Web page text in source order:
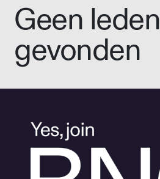
Geen leden
gevonden